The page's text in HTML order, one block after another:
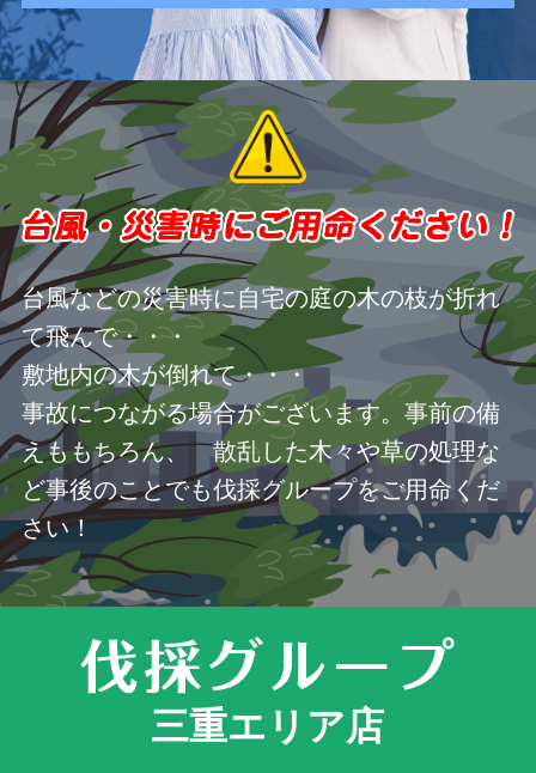
台風などの災害時に自宅の庭の木の枝が折れ
て飛んで・・・
敷地内の木が倒れて・・・
事故につながる場合がございます。事前の備
えももちろん、 散乱した木々や草の処理な
ど事後のことでも伐採グループをご用命くだ
さい！
三重エリア店